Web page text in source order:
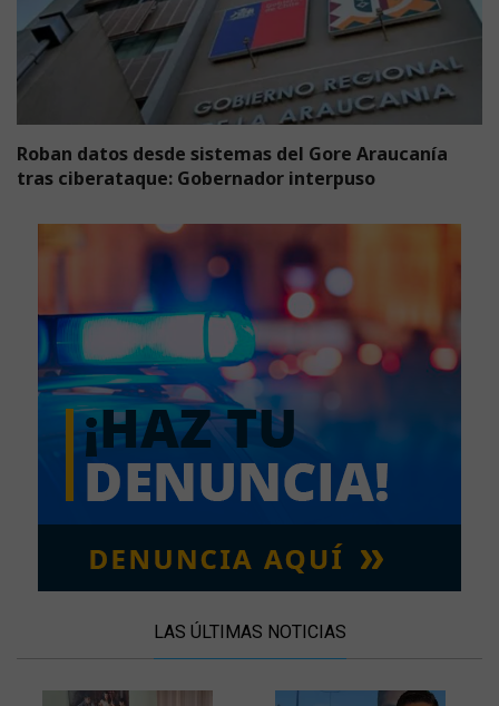
Roban datos desde sistemas del Gore Araucanía
tras ciberataque: Gobernador interpuso
LAS ÚLTIMAS NOTICIAS